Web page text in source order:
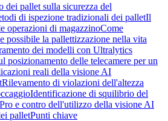
pallet sulla sicurezza del
di ispezione tradizionali dei palletIl
operazioni di magazzinoCome
la pallettizzazione nella vita
dei modelli con Ultralytics
posizionamento delle telecamere per un
reali della visione AI
Rilevamento di violazioni dell'altezza
Identificazione di squilibrio del
Pro e contro dell'utilizzo della visione AI
palletPunti chiave